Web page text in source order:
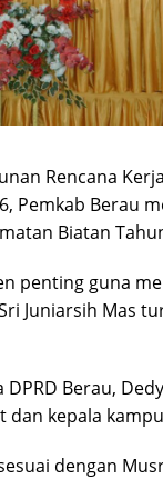
Rencana
Pemkab Berau
Biatan
penting guna
Juniarsih Mas
Berau,
dan kepala
dengan